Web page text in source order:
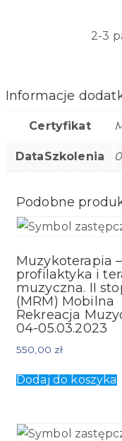
2-3
Informacje
Certyfikat
DataSzkolenia
Podobne
Muzykoterapia –
profilaktyka i
muzyczna. II
(MRM) Mobilna
Rekreacja
04-05.03.2023
550,00 zł
Dodaj do koszyka